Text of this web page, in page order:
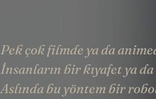
Pek çok filmde ya da
İnsanların bir kıyafet ya
Aslında bu yöntem bir